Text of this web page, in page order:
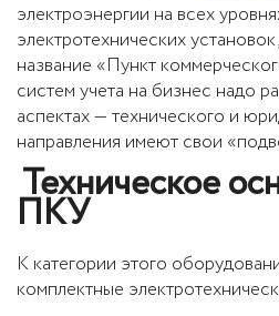
электроэнергии на всех
электротехнических
название «Пункт
систем учета на бизнес надо
аспектах — технического и
направления имеют свои
Техническое
ПКУ
К категории этого
комплектные